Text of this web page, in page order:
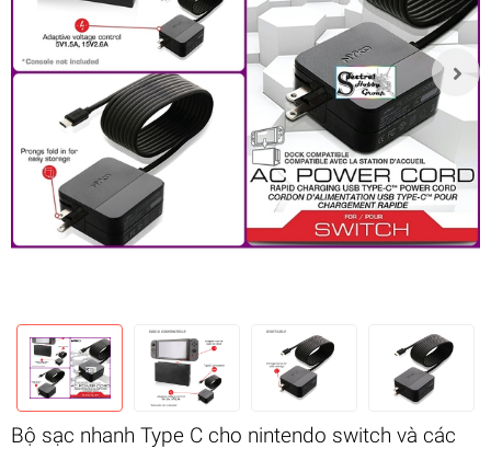
Bộ sạc nhanh Type C cho nintendo switch và các